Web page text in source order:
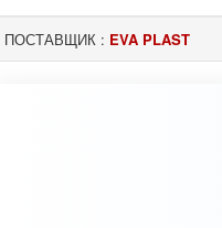
ПОСТАВЩИК : EVA PLAST